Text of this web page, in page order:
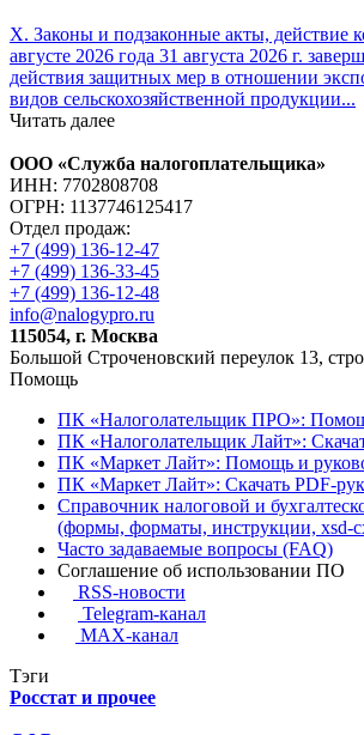
X. Законы и подзаконные акты, действие
августе 2026 года 31 августа 2026 г.
действия защитных мер в отношении
видов сельскохозяйственной продукции...
Читать далее
ООО «Служба налогоплательщика»
ИНН: 7702808708
ОГРН: 1137746125417
Отдел продаж:
+7 (499) 136-12-47
+7 (499) 136-33-45
+7 (499) 136-12-48
info@nalogypro.ru
115054, г. Москва
Большой Строченовский переулок 13,
Помощь
ПК «Налоголательщик ПРО»:
ПК «Налоголательщик Лайт»:
ПК «Маркет Лайт»: Помощь и
ПК «Маркет Лайт»: Скачать PDF-
Справочник налоговой и
(формы, форматы, инструкции, xsd-
Часто задаваемые вопросы (FAQ)
Соглашение об использовании ПО
RSS-новости
Telegram-канал
MAX-канал
Тэги
Росстат и прочее